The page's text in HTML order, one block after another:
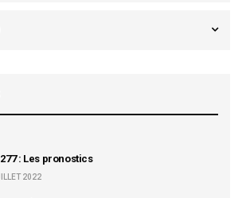
277 : Les pronostics
2022